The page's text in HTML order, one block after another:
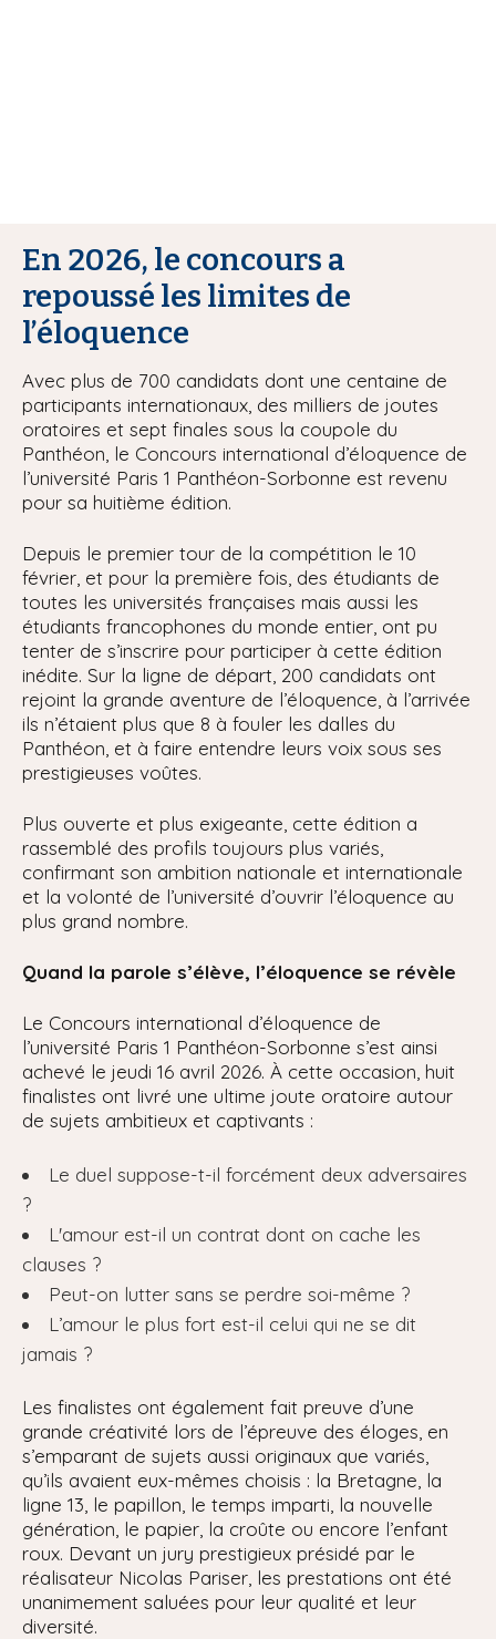
En 2026, le concours a
repoussé les limites de
l’éloquence
Avec plus de 700 candidats dont une centaine de
participants internationaux, des milliers de joutes
oratoires et sept finales sous la coupole du
Panthéon, le Concours international d’éloquence de
l’université Paris 1 Panthéon-Sorbonne est revenu
pour sa huitième édition.
Depuis le premier tour de la compétition le 10
février, et pour la première fois, des étudiants de
toutes les universités françaises mais aussi les
étudiants francophones du monde entier, ont pu
tenter de s’inscrire pour participer à cette édition
inédite. Sur la ligne de départ, 200 candidats ont
rejoint la grande aventure de l’éloquence, à l’arrivée
ils n’étaient plus que 8 à fouler les dalles du
Panthéon, et à faire entendre leurs voix sous ses
prestigieuses voûtes.
Plus ouverte et plus exigeante, cette édition a
rassemblé des profils toujours plus variés,
confirmant son ambition nationale et internationale
et la volonté de l’université d’ouvrir l’éloquence au
plus grand nombre.
Quand la parole s’élève, l’éloquence se révèle
Le Concours international d’éloquence de
l’université Paris 1 Panthéon-Sorbonne s’est ainsi
achevé le jeudi 16 avril 2026. À cette occasion, huit
finalistes ont livré une ultime joute oratoire autour
de sujets ambitieux et captivants :
Le duel suppose-t-il forcément deux adversaires
?
L'amour est-il un contrat dont on cache les
clauses ?
Peut-on lutter sans se perdre soi-même ?
L’amour le plus fort est-il celui qui ne se dit
jamais ?
Les finalistes ont également fait preuve d’une
grande créativité lors de l’épreuve des éloges, en
s’emparant de sujets aussi originaux que variés,
qu’ils avaient eux-mêmes choisis : la Bretagne, la
ligne 13, le papillon, le temps imparti, la nouvelle
génération, le papier, la croûte ou encore l’enfant
roux. Devant un jury prestigieux présidé par le
réalisateur Nicolas Pariser, les prestations ont été
unanimement saluées pour leur qualité et leur
diversité.